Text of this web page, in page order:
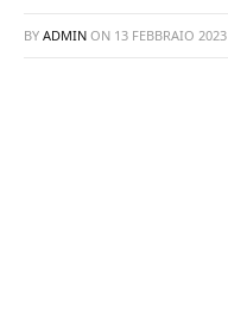
BY ADMIN ON 13 FEBBRAIO 2023